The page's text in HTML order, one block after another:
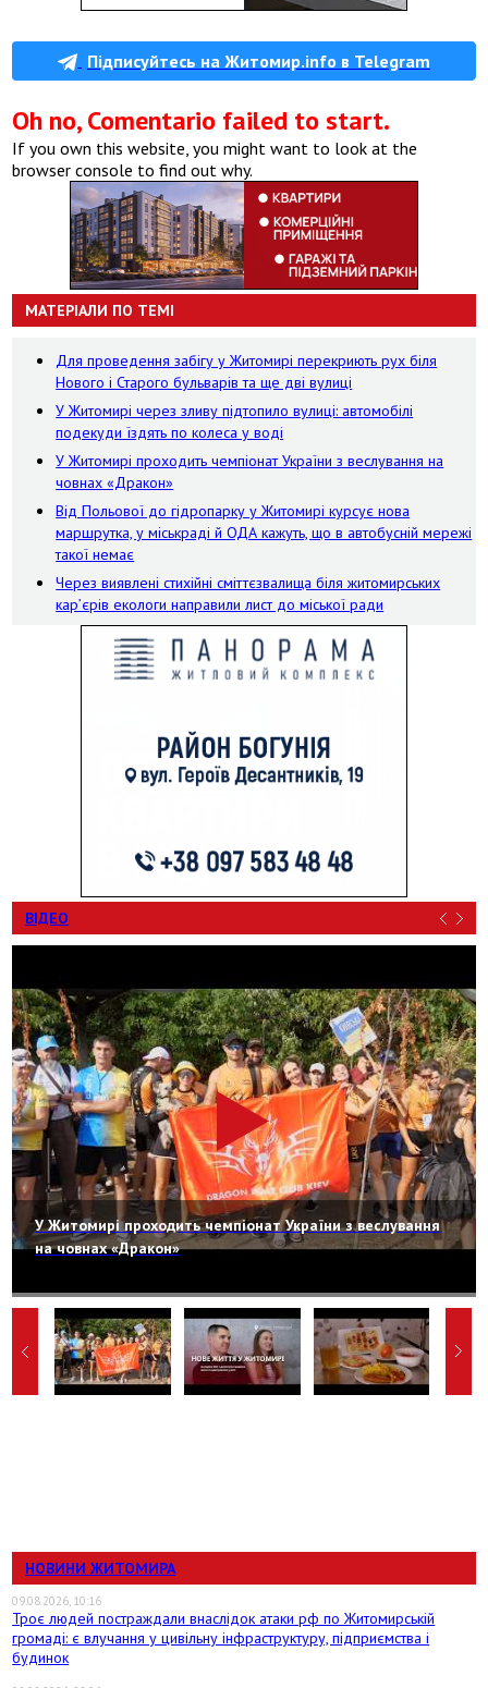
Підписуйтесь на Житомир.info в Telegram
Oh no, Comentario failed to start.
If you own this website, you might want to look at the
browser console to find out why.
МАТЕРІАЛИ ПО ТЕМІ
Для проведення забігу у Житомирі перекриють рух біля
Нового і Старого бульварів та ще дві вулиці
У Житомирі через зливу підтопило вулиці: автомобілі
подекуди їздять по колеса у воді
У Житомирі проходить чемпіонат України з веслування на
човнах «Дракон»
Від Польової до гідропарку у Житомирі курсує нова
маршрутка, у міськраді й ОДА кажуть, що в автобусній мережі
такої немає
Через виявлені стихійні сміттєзвалища біля житомирських
кар’єрів екологи направили лист до міської ради
ВІДЕО
У Житомирі проходить чемпіонат України з веслування
на човнах «Дракон»
НОВИНИ ЖИТОМИРА
09.08.2026, 10:16
Троє людей постраждали внаслідок атаки рф по Житомирській
громаді: є влучання у цивільну інфраструктуру, підприємства і
будинок